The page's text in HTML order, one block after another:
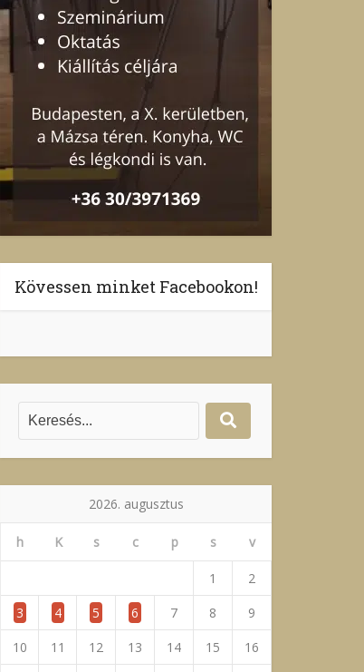
Kövessen minket Facebookon!
2026. augusztus
h K s c p s v
1
2
3
4 5 6 7 8
9
10
11 12 13 14 15
16